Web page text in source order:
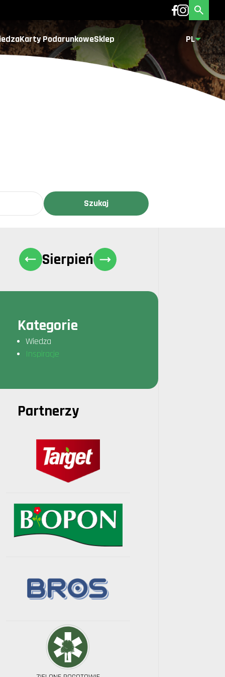
Karty PodarunkoweSklep PL
Szukaj
Sierpień
Kategorie
Wiedza
Inspiracje
Partnerzy